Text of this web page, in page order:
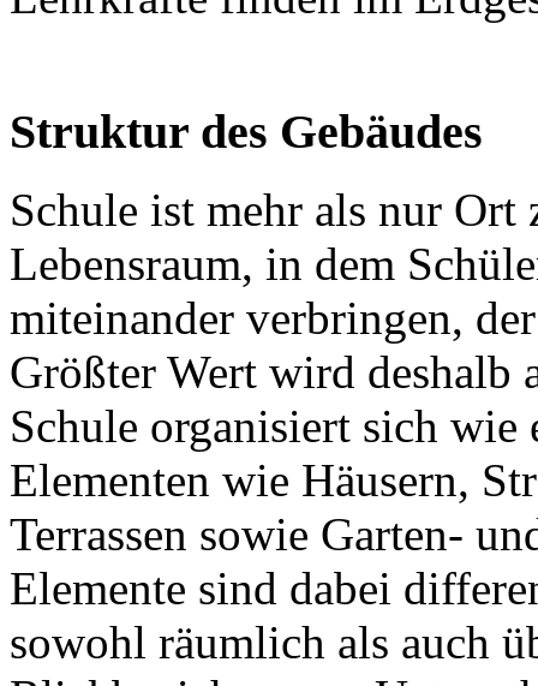
Struktur des Gebäudes
Schule ist mehr als nur Ort
Lebensraum, in dem
miteinander verbringen,
Größter Wert wird
Schule organisiert sich
Elementen wie Häusern,
Terrassen sowie Garten-
Elemente sind dabei
sowohl räumlich als auch